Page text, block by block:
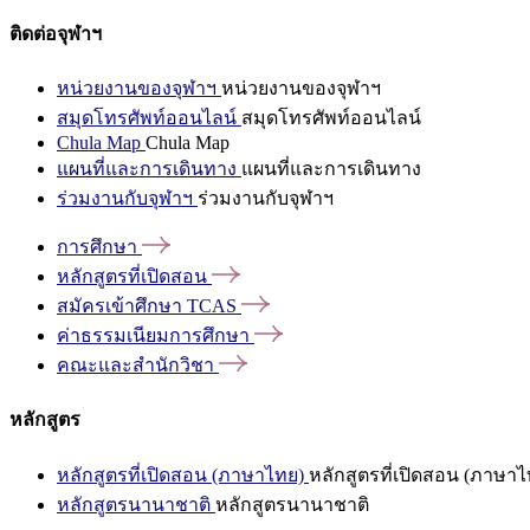
ติดต่อจุฬาฯ
หน่วยงานของจุฬาฯ หน่วยงานของจุฬาฯ
สมุดโทรศัพท์ออนไลน์ สมุดโทรศัพท์ออนไลน์
Chula Map Chula Map
แผนที่และการเดินทาง แผนที่และการเดินทาง
ร่วมงานกับจุฬาฯ ร่วมงานกับจุฬาฯ
การศึกษา
หลักสูตรที่เปิดสอน
สมัครเข้าศึกษา TCAS
ค่าธรรมเนียมการศึกษา
คณะและสำนักวิชา
หลักสูตร
หลักสูตรที่เปิดสอน (ภาษาไทย) หลักสูตรที่เปิดสอน (ภาษาไ
หลักสูตรนานาชาติ หลักสูตรนานาชาติ